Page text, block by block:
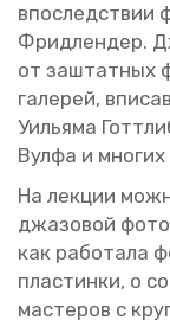
впо­след­ствии
Фрид­лен­дер.
от за­штат­ных
га­ле­рей,
Уи­лья­ма
Вулфа и мно­гих
На лек­ции
джа­зо­вой
как ра­бо­та­ла
пла­стин­ки, о
ма­сте­ров с